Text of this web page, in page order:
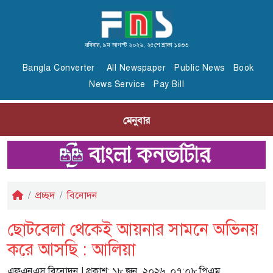
রবিবার, ৯ম আগস্ট ২০২৬, ২৫শে শ্রাবণ ১৪৩৩
Bangla Converter All Newspaper Public News
Book
News Service
Pay Bill
মেনুবার
প্রচ্ছদ বিনোদন
ছোটবেলা থেকেই আয়নার সামনে অভিনয়
করে আসছি : আলিয়া